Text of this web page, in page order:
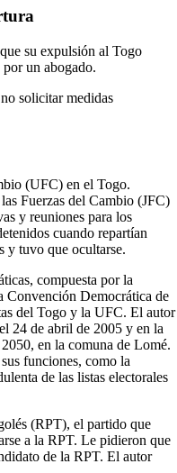
su expulsión al Togo
un abogado.
solicitar medidas
(UFC) en el Togo.
Fuerzas del Cambio (JFC)
y reuniones para los
cuando repartían
y tuvo que ocultarse.
compuesta por la
Convención Democrática de
del Togo y la UFC. El autor
24 de abril de 2005 y en la
en la comuna de Lomé.
funciones, como la
de las listas electorales
(RPT), el partido que
a la RPT. Le pidieron que
de la RPT. El autor